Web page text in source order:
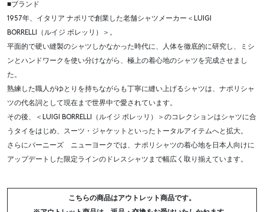
■ブランド
1957年、イタリア ナポリで創業した老舗シャツメーカー＜LUIGI
BORRELLI（ルイジ ボレッリ）＞。
平面的で硬い縫製のシャツしかなかった時代に、人体を徹底的に研究し、ミシ
ンとハンドワークを使い分けながら、極上の着心地のシャツを完成させまし
た。
熟練した職人がゆとりを持ちながらも丁寧に縫い上げるシャツは、ナポリシャ
ツの代名詞として現在まで世界中で愛されています。
その後、＜LUIGI BORRELLI（ルイジ ボレッリ）＞のコレクションはシャツに合
うタイをはじめ、スーツ・ジャケットといったトータルアイテムへと拡大。
さらにバーニーズ ニューヨークでは、ナポリシャツの着心地を日本人向けに
アップデートした限定ラインのドレスシャツまで幅広く取り揃えています。
こちらの商品はアウトレット商品です。